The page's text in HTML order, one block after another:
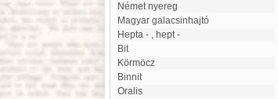
Német nyereg
Magyar galacsinhajtó
hepta - , hept -
Bit
Körmöcz
Binnit
Oralis